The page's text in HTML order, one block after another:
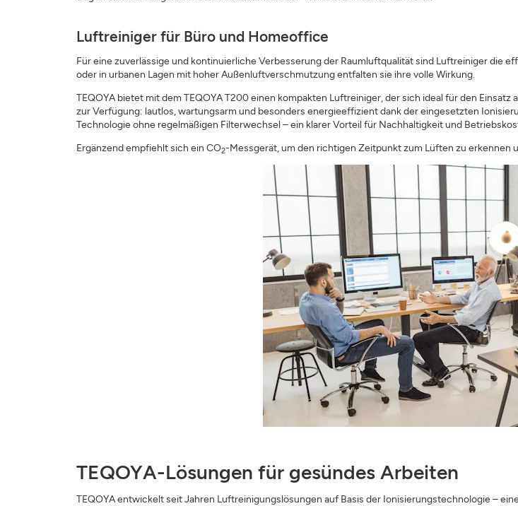
Luftreiniger für Büro und Homeoffice
Für eine zuverlässige und kontinuierliche Verbesserung der Raumluftqualität sind Luftreiniger die
oder in urbanen Lagen mit hoher Außenluftverschmutzung entfalten sie ihre volle Wirkung.
TEQOYA bietet mit dem TEQOYA T200 einen kompakten Luftreiniger, der sich ideal für den
zur Verfügung: lautlos, wartungsarm und besonders energieeffizient dank der eingesetzten
Technologie ohne regelmäßigen Filterwechsel – ein klarer Vorteil für Nachhaltigkeit und
Ergänzend empfiehlt sich ein CO2-Messgerät, um den richtigen Zeitpunkt zum Lüften zu erkennen
TEQOYA-Lösungen für gesündes Arbeiten
TEQOYA entwickelt seit Jahren Luftreinigungslösungen auf Basis der Ionisierungstechnologie –